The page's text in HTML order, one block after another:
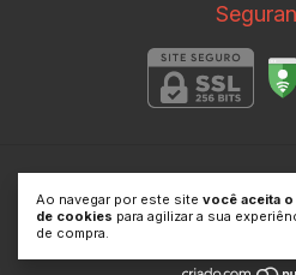
Ao navegar por este site você aceita
de cookies para agilizar a sua
de compra.
©2026. Espaço da Sublimação -